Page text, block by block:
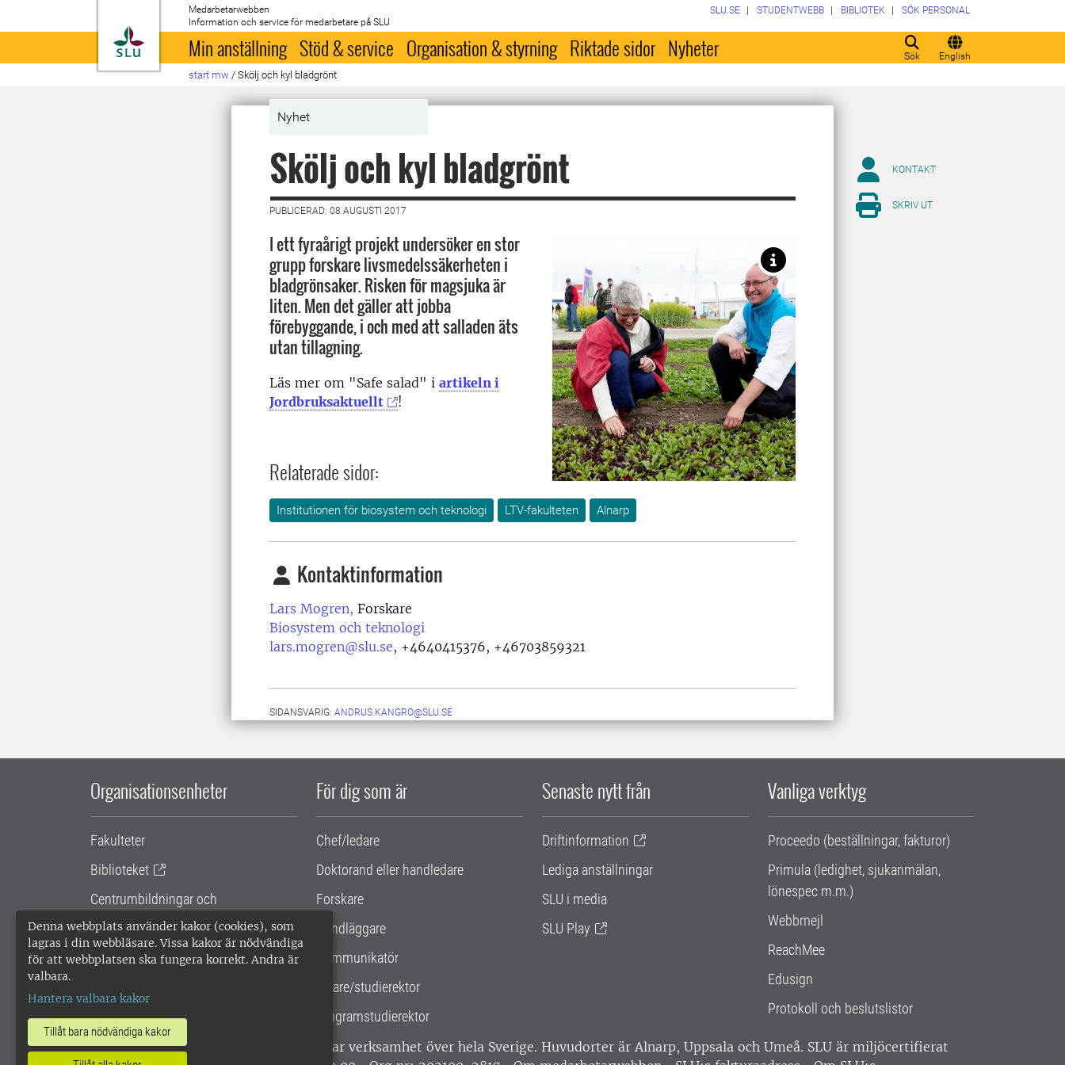
Denna webbplats använder kakor (cookies), som
lagras i din webbläsare. Vissa kakor är nödvändiga
för att webbplatsen ska fungera korrekt. Andra är
valbara.
Hantera valbara kakor
Tillåt bara nödvändiga kakor
Till startsida
Medarbetarwebben
Information och service för medarbetare på SLU
Sök English
SLU.SE STUDENTWEBB BIBLIOTEK SÖK PERSONAL
Min anställning Stöd & service Organisation & styrning Riktade sidor Nyheter
start mw / Skölj och kyl bladgrönt
Nyhet
Skölj och kyl bladgrönt
PUBLICERAD: 08 AUGUSTI 2017
I ett fyraårigt projekt undersöker en stor
grupp forskare livsmedelssäkerheten i
bladgrönsaker. Risken för magsjuka är
liten. Men det gäller att jobba
förebyggande, i och med att salladen äts
utan tillagning.
Läs mer om "Safe salad" i artikeln i
Jordbruksaktuellt
!
Relaterade sidor:
Institutionen för biosystem och teknologi LTV-fakulteten Alnarp
Kontaktinformation
Lars Mogren, Forskare
Biosystem och teknologi
lars.mogren@slu.se, +4640415376, +46703859321
SIDANSVARIG: ANDRUS.KANGRO@SLU.SE
KONTAKT
SKRIV UT
Organisationsenheter
Fakulteter
Biblioteket
Centrumbildningar och
samarbetsprojekt
Gemensamma verksamhetsstödet
För dig som är
Chef/ledare
Doktorand eller handledare
Forskare
Handläggare
Kommunikatör
Lärare/studierektor
Programstudierektor
Senaste nytt från
Driftinformation
Lediga anställningar
SLU i media
SLU Play
Vanliga verktyg
Proceedo (beställningar, fakturor)
Primula (ledighet, sjukanmälan,
lönespec m.m.)
Webbmejl
ReachMee
Edusign
Protokoll och beslutslistor
SLU, Sveriges lantbruksuniversitet, har verksamhet över hela Sverige. Huvudorter är Alnarp, Uppsala och Umeå. SLU är miljöcertifierat